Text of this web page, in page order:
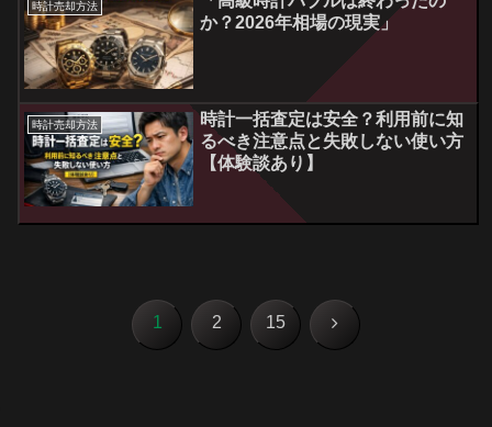
時計売却方法
か？2026年相場の現実」
時計売却方法
時計一括査定は安全？利用前に知
るべき注意点と失敗しない使い方
【体験談あり】
1 2 15 次